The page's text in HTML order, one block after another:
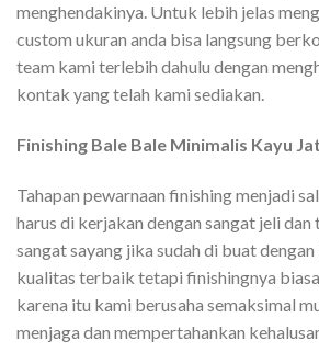
menghendakinya. Untuk lebih jelas
custom ukuran anda bisa langsung
team kami terlebih dahulu dengan
kontak yang telah kami sediakan.
Finishing Bale Bale Minimalis Kayu
Tahapan pewarnaan finishing menjadi
harus di kerjakan dengan sangat jeli dan
sangat sayang jika sudah di buat
kualitas terbaik tetapi finishingnya
karena itu kami berusaha semaksimal
menjaga dan mempertahankan